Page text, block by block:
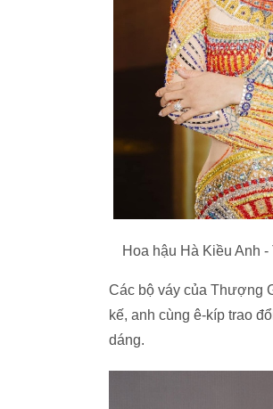
Hoa hậu Hà Kiều Anh
Các bộ váy của Thượng
kế, anh cùng ê-kíp trao
dáng.